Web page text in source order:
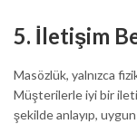
5. İletişim
Masözlük, yalnızca
Müşterilerle iyi bir
şekilde anlayıp,